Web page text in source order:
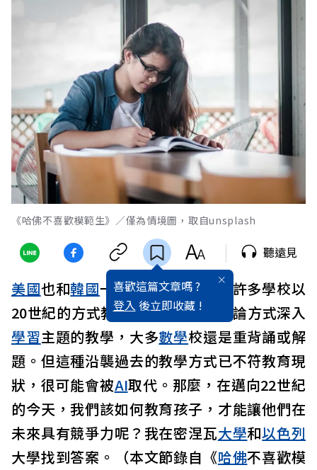
《哈佛不喜歡模範生》／僅為情境圖，取自unsplash
喜歡這篇文章嗎 ?
登入 後立即收藏 !
聽遠見
美國也和韓國一樣，到現在還是有許多學校以
20世紀的方式教育孩子，比起以討論方式深入
學習主題的教學，大多數學校還是重背誦或解
題。但這種沿襲過去的教學方式已不符教育現
狀，很可能會被AI取代。那麼，在邁向22世紀
的今天，我們該如何教育孩子，才能讓他們在
未來具有競爭力呢？我在密涅瓦大學和以色列
大學找到答案。（本文節錄自《哈佛不喜歡模